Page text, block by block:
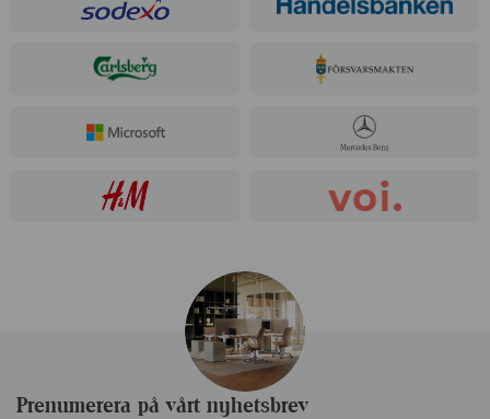
Prenumerera på vårt nyhetsbrev